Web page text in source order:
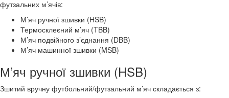
футзальних м’ячів:
М’яч ручної зшивки (HSB)
Термосклеєний м’яч (TBB)
М’яч подвійного з’єднання (DBB)
М’яч машинної зшивки (MSB)
М’яч ручної зшивки (HSB)
Зшитий вручну футбольний/футзальний м’яч складається з: